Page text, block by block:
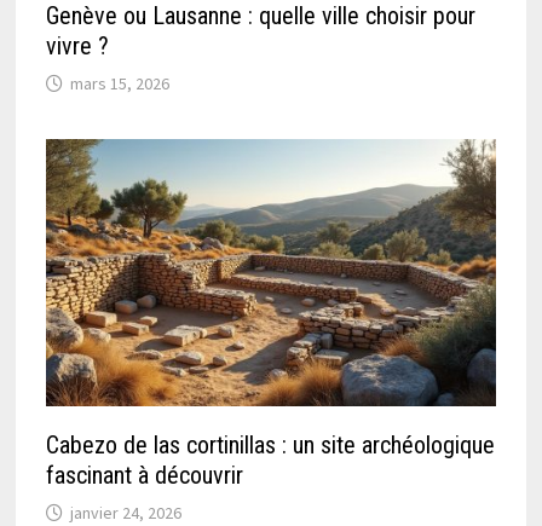
Genève ou Lausanne : quelle ville choisir pour
vivre ?
mars 15, 2026
Cabezo de las cortinillas : un site archéologique
fascinant à découvrir
janvier 24, 2026